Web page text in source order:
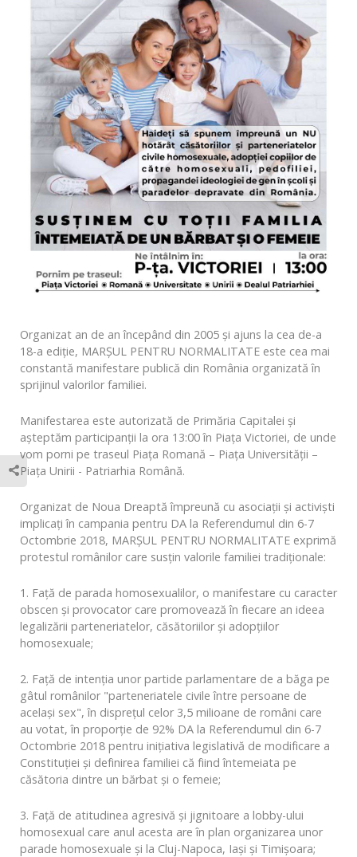
Organizat an de an începând din 2005 și ajuns la cea de-a
18-a ediție, MARȘUL PENTRU NORMALITATE este cea mai
constantă manifestare publică din România organizată în
sprijinul valorilor familiei.
Manifestarea este autorizată de Primăria Capitalei și
așteptăm participanții la ora 13:00 în Piața Victoriei, de unde
vom porni pe traseul Piața Romană – Piața Universității –
Piața Unirii - Patriarhia Română.
Organizat de Noua Dreaptă împreună cu asociații și activiști
implicați în campania pentru DA la Referendumul din 6-7
Octombrie 2018, MARȘUL PENTRU NORMALITATE exprimă
protestul românilor care susțin valorile familiei tradiționale:
1. Față de parada homosexualilor, o manifestare cu caracter
obscen și provocator care promovează în fiecare an ideea
legalizării parteneriatelor, căsătoriilor și adopțiilor
homosexuale;
2. Față de intenția unor partide parlamentare de a băga pe
gâtul românilor "parteneriatele civile între persoane de
același sex", în disprețul celor 3,5 milioane de români care
au votat, în proporție de 92% DA la Referendumul din 6-7
Octombrie 2018 pentru inițiativa legislativă de modificare a
Constituției și definirea familiei că fiind întemeiata pe
căsătoria dintre un bărbat și o femeie;
3. Față de atitudinea agresivă și jignitoare a lobby-ului
homosexual care anul acesta are în plan organizarea unor
parade homosexuale și la Cluj-Napoca, Iași și Timișoara;